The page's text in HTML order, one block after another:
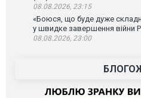
08.08.2026, 23:15
«Боюся, що буде дуже
у швидке завершення війни
08.08.2026, 23:00